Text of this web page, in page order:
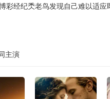
彩经纪秂老鸟发现自己难以适
主演